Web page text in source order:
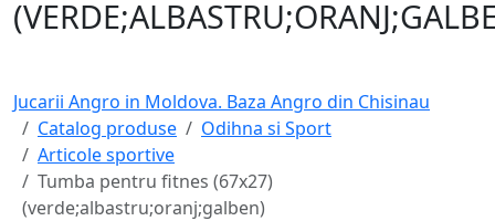
Jucarii Angro in Moldova. Baza Angro din Chisinau
Catalog produse
Odihna si Sport
Articole sportive
Tumba pentru fitnes (67x27)
(verde;albastru;oranj;galben)